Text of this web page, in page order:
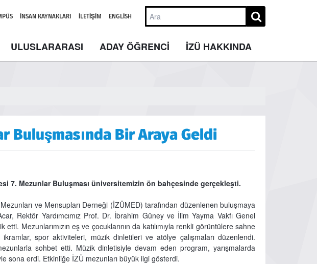
İNSAN KAYNAKLARI İLETIŞIM ENGLISH
ULUSLARARASI ADAY ÖĞRENCİ İZÜ HAKKINDA
Buluşmasında Bir Araya Geldi
7. Mezunlar Buluşması üniversitemizin ön bahçesinde gerçekleşti.
ve Mensupları Derneği (İZÜMED) tarafından düzenlenen buluşmaya
Rektör Yardımcımız Prof. Dr. İbrahim Güney ve İlim Yayma Vakfı Genel
Mezunlarımızın eş ve çocuklarının da katılımıyla renkli görüntülere sahne
spor aktiviteleri, müzik dinletileri ve atölye çalışmaları düzenlendi.
sohbet etti. Müzik dinletisiyle devam eden program, yarışmalarda
sona erdi. Etkinliğe İZÜ mezunları büyük ilgi gösterdi.